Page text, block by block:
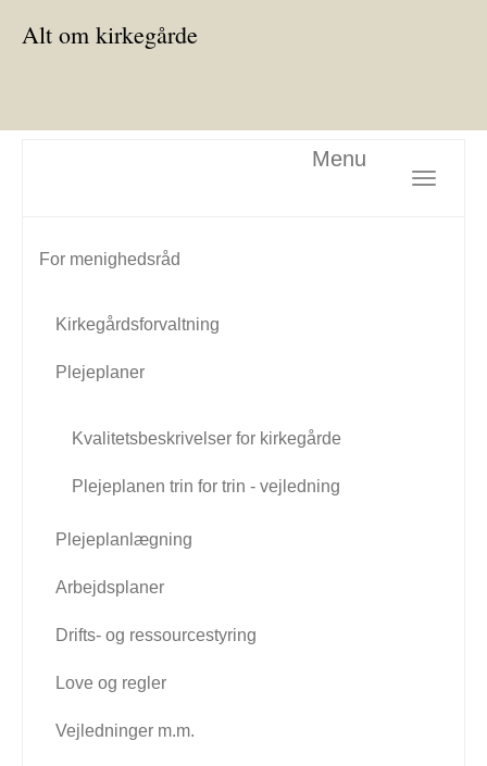
Alt om kirkegårde
Toggle
Menu
For menighedsråd
Kirkegårdsforvaltning
Plejeplaner
Kvalitetsbeskrivelser for kirkegårde
Plejeplanen trin for trin - vejledning
Plejeplanlægning
Arbejdsplaner
Drifts- og ressourcestyring
Love og regler
Vejledninger m.m.